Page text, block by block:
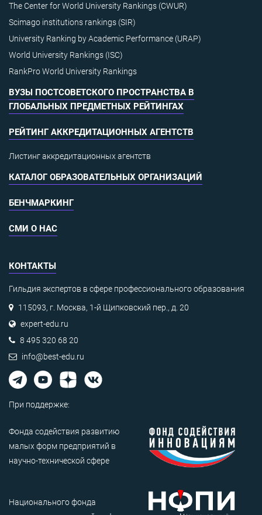
The Center for World University Rankings (CWUR)
Scimago institutions rankings (SIR)
University Ranking by Academic Performance (URAP)
World University Rankings (ISC)
RankPro World University Rankings
ВУЗЫ ПОСТСОВЕТСКОГО ПРОСТРАНСТВА В
ГЛОБАЛЬНЫХ ПРЕДМЕТНЫХ РЕЙТИНГАХ
РЕЙТИНГ АККРЕДИТАЦИОННЫХ АГЕНТСТВ
Листинг аккредитационных агентств
КАТАЛОГ ОБРАЗОВАТЕЛЬНЫХ ОРГАНИЗАЦИЙ
БЕНЧМАРКИНГ
СМИ О НАС
КОНТАКТЫ
Гильдия экспертов в сфере профессионального образования
115093, г. Москва, 1-й Щипковский пер., д. 20
expert-edu.ru
8 495 320 68 20
info@best-edu.ru
При поддержке:
Фонда содействия развитию
малых форм предприятий в
научно-технической сфере
Национального фонда